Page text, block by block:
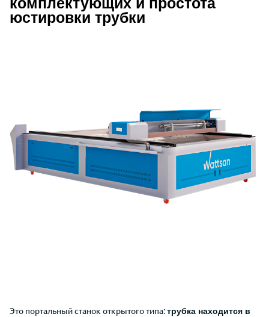
юстировки трубки
Это портальный станок открытого типа:трубка находится в